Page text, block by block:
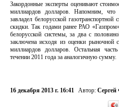
Закордонные эксперты оценивают
миллиардов долларов. Напомним,
завладел белорусской
скидки. Так годами ранее РАО
белорусской системы, за два с
заключена исходя из оценки рыночной
миллиардов долларов. Остальная
течении 2011 года за аналогичную сумму.
16 декабря 2013 г. 16:41 Автор: